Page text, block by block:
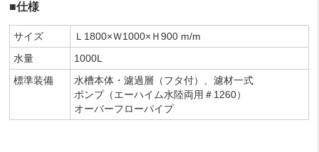
■仕様
サイズ
Ｌ1800×Ｗ1000×Ｈ900 m/m
水量
1000L
標準装備
水槽本体・濾過層（フタ付）、濾材一式
ポンプ（エーハイム水陸両用＃1260）
オーバーフローパイプ